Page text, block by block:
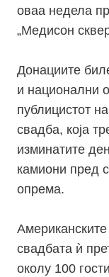
оваа недела
„Медисон
Донациите
и национални
публицистот
свадба, која
изминатите
камиони пред
опрема.
свадбата ѝ
околу 100